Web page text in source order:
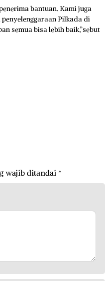
bantuan. Kami juga
Pilkada di
semua bisa lebih baik,”sebut
wajib ditandai *